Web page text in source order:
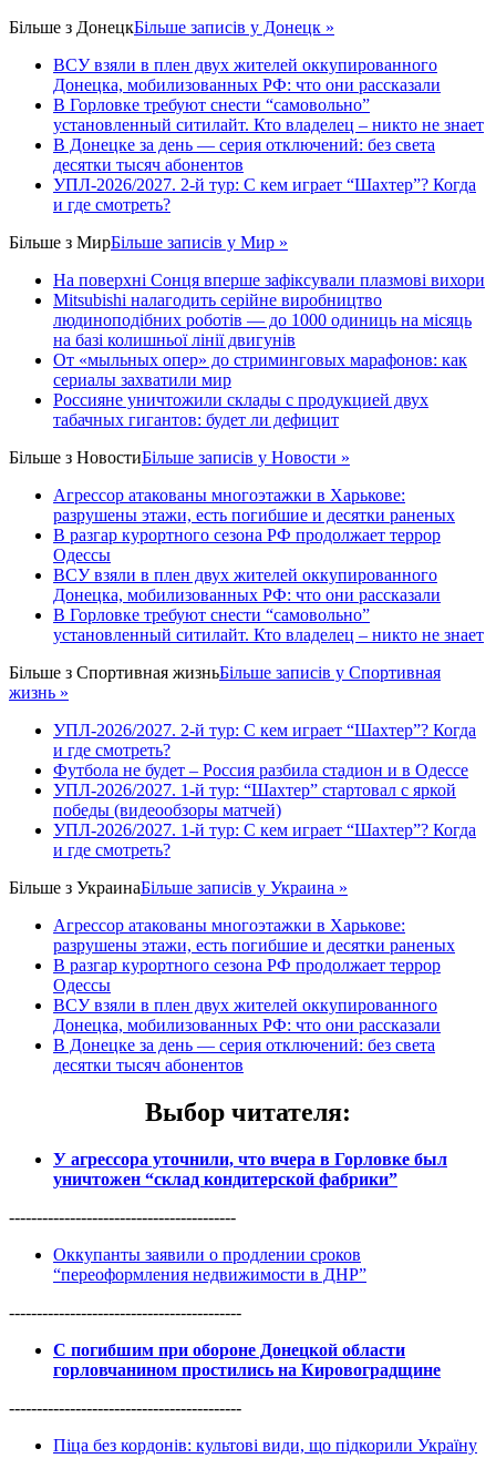
Більше з ДонецкБільше записів у Донецк »
ВСУ взяли в плен двух жителей оккупированного
Донецка, мобилизованных РФ: что они рассказали
В Горловке требуют снести “самовольно”
установленный ситилайт. Кто владелец – никто не знает
В Донецке за день — серия отключений: без света
десятки тысяч абонентов
УПЛ-2026/2027. 2-й тур: С кем играет “Шахтер”? Когда
и где смотреть?
Більше з МирБільше записів у Мир »
На поверхні Сонця вперше зафіксували плазмові вихори
Mitsubishi налагодить серійне виробництво
людиноподібних роботів — до 1000 одиниць на місяць
на базі колишньої лінії двигунів
От «мыльных опер» до стриминговых марафонов: как
сериалы захватили мир
Россияне уничтожили склады с продукцией двух
табачных гигантов: будет ли дефицит
Більше з НовостиБільше записів у Новости »
Агрессор атакованы многоэтажки в Харькове:
разрушены этажи, есть погибшие и десятки раненых
В разгар курортного сезона РФ продолжает террор
Одессы
ВСУ взяли в плен двух жителей оккупированного
Донецка, мобилизованных РФ: что они рассказали
В Горловке требуют снести “самовольно”
установленный ситилайт. Кто владелец – никто не знает
Більше з Спортивная жизньБільше записів у Спортивная
жизнь »
УПЛ-2026/2027. 2-й тур: С кем играет “Шахтер”? Когда
и где смотреть?
Футбола не будет – Россия разбила стадион и в Одессе
УПЛ-2026/2027. 1-й тур: “Шахтер” стартовал с яркой
победы (видеообзоры матчей)
УПЛ-2026/2027. 1-й тур: С кем играет “Шахтер”? Когда
и где смотреть?
Більше з УкраинаБільше записів у Украина »
Агрессор атакованы многоэтажки в Харькове:
разрушены этажи, есть погибшие и десятки раненых
В разгар курортного сезона РФ продолжает террор
Одессы
ВСУ взяли в плен двух жителей оккупированного
Донецка, мобилизованных РФ: что они рассказали
В Донецке за день — серия отключений: без света
десятки тысяч абонентов
Выбор читателя:
У агрессора уточнили, что вчера в Горловке был
уничтожен “склад кондитерской фабрики”
-----------------------------------------
Оккупанты заявили о продлении сроков
“переоформления недвижимости в ДНР”
------------------------------------------
С погибшим при обороне Донецкой области
горловчанином простились на Кировоградщине
------------------------------------------
Піца без кордонів: культові види, що підкорили Україну